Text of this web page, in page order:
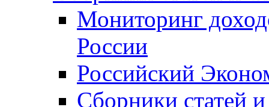
Мониторинг
России
Российский
Сборники статей